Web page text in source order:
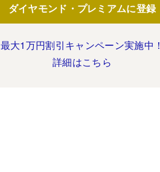
ダイヤモンド・プレミアムに登録
最大1万円割引キャンペーン実施中！
詳細はこちら